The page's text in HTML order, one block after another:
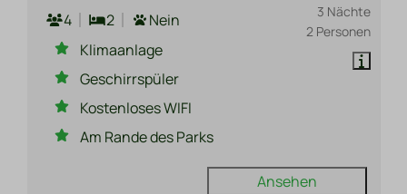
3 Nächte
2 Personen
4
2
Nein
Klimaanlage
Geschirrspüler
Kostenloses WIFI
Am Rande des Parks
Ansehen